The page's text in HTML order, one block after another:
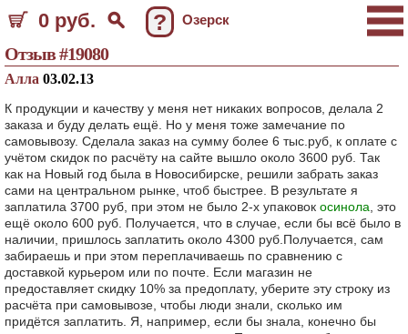
0 руб. ? Озерск
Отзыв #19080
Алла 03.02.13
К продукции и качеству у меня нет никаких вопросов, делала 2
заказа и буду делать ещё. Но у меня тоже замечание по
самовывозу. Сделала заказ на сумму более 6 тыс.руб, к оплате с
учётом скидок по расчёту на сайте вышло около 3600 руб. Так
как на Новый год была в Новосибирске, решили забрать заказ
сами на центральном рынке, чтоб быстрее. В результате я
заплатила 3700 руб, при этом не было 2-х упаковок осинола , это
ещё около 600 руб. Получается, что в случае, если бы всё было в
наличии, пришлось заплатить около 4300 руб.Получается, сам
забираешь и при этом переплачиваешь по сравнению с
доставкой курьером или по почте. Если магазин не
предоставляет скидку 10% за предоплату, уберите эту строку из
расчёта при самовывозе, чтобы люди знали, сколько им
придётся заплатить. Я, например, если бы знала, конечно бы